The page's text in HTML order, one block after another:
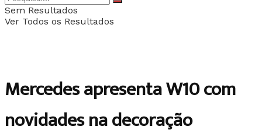
Sem Resultados
Ver Todos os Resultados
Mercedes apresenta W10 com
novidades na decoração